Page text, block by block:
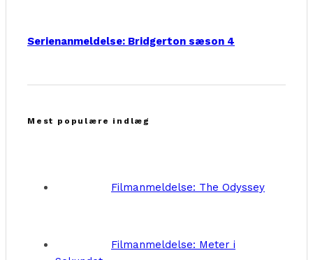
Serienanmeldelse: Bridgerton sæson 4
Mest populære indlæg
Filmanmeldelse: The Odyssey
Filmanmeldelse: Meter i